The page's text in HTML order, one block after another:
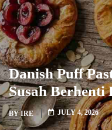
Danish Puff
Susah Berhenti
BYIRE JULY 4, 2026